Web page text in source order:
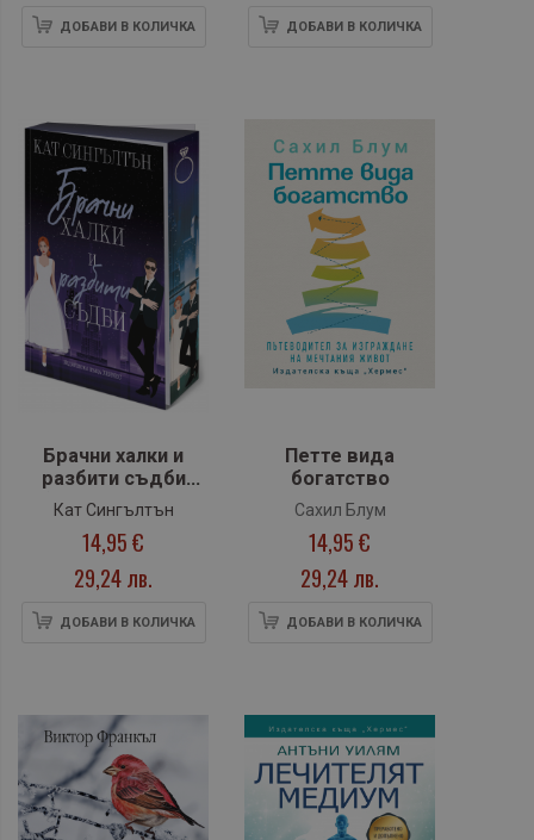
ДОБАВИ В КОЛИЧКА ДОБАВИ В КОЛИЧКА
Брачни халки и
разбити съдби
(Милиардери с
вратовръзки, кн.2),
с цветни порезки
Кат Сингълтън
14,95 €
29,24 лв.
ДОБАВИ В КОЛИЧКА
Петте вида
богатство
Сахил Блум
14,95 €
29,24 лв.
ДОБАВИ В КОЛИЧКА